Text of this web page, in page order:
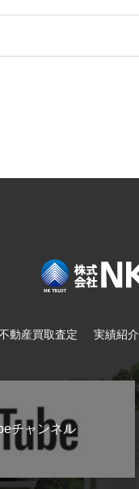
動産買取査定 実績紹介
チャンネル